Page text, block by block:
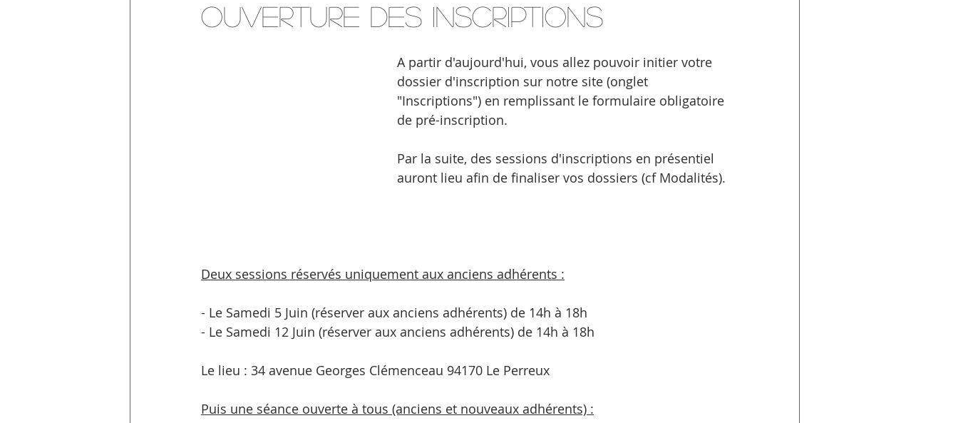
Ouverture des Inscriptions
A partir d'aujourd'hui, vous allez pouvoir initier votre
dossier d'inscription sur notre site (onglet
"Inscriptions") en remplissant le formulaire obligatoire
de pré-inscription.
Par la suite, des sessions d'inscriptions en présentiel
auront lieu afin de finaliser vos dossiers (cf Modalités).
Deux sessions réservés uniquement aux anciens adhérents :
- Le Samedi 5 Juin (réserver aux anciens adhérents) de 14h à 18h
- Le Samedi 12 Juin (réserver aux anciens adhérents) de 14h à 18h
Le lieu : 34 avenue Georges Clémenceau 94170 Le Perreux
Puis une séance ouverte à tous (anciens et nouveaux adhérents) :